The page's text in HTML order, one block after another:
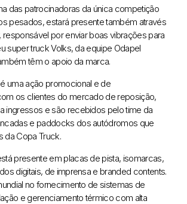
das patrocinadoras da única competição
pesados, estará presente também através
responsável por enviar boas vibrações para
super truck Volks, da equipe Odapel
têm o apoio da marca.
uma ação promocional e de
os clientes do mercado de reposição,
ingressos e são recebidos pelo time da
e paddocks dos autódromos que
da Copa Truck.
presente em placas de pista, isomarcas,
digitais, de imprensa e branded contents.
no fornecimento de sistemas de
e gerenciamento térmico com alta